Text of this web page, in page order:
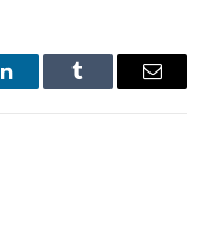
LinkedInTumblr Имэйл